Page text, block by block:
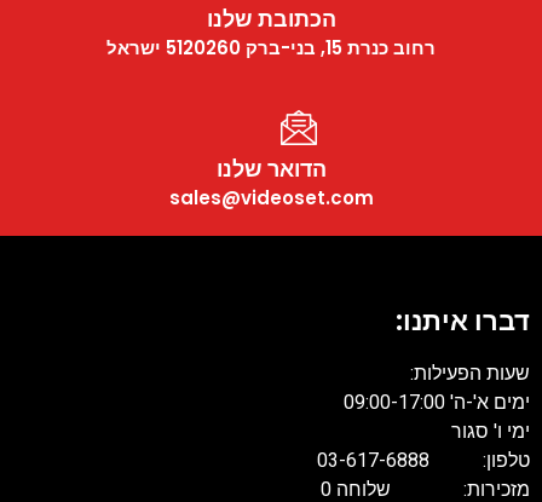
הכתובת שלנו
רחוב כנרת 15, בני-ברק 5120260 ישראל
הדואר שלנו
sales@videoset.com
דברו איתנו:
שעות הפעילות:
ימים א'-ה' 09:00-17:00
ימי ו' סגור
טלפון: 03-617-6888
מזכירות: שלוחה 0